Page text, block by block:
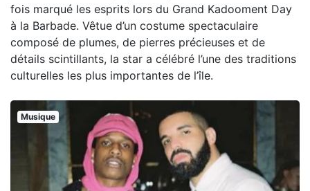
fois marqué les esprits lors du Grand Kadooment Day
à la Barbade. Vêtue d’un costume spectaculaire
composé de plumes, de pierres précieuses et de
détails scintillants, la star a célébré l’une des traditions
culturelles les plus importantes de l’île.
Musique